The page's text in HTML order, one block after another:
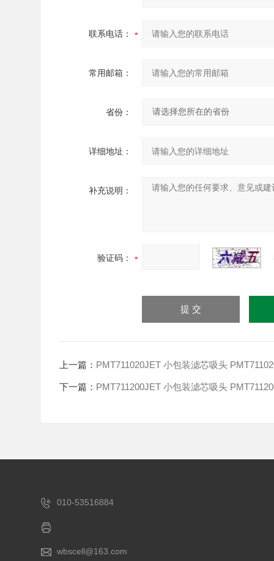
联系电话：
常用邮箱：
省份：
详细地址：
补充说明：
验证码：
上一篇： PMT711020JET 小包装滤芯吸头
下一篇： PMT711200JET 小包装滤芯吸头
010-53516884
wbscell@163.com